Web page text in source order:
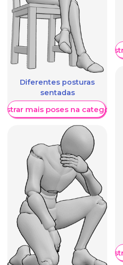
Diferentes posturas
sentadas
mais poses na categoria